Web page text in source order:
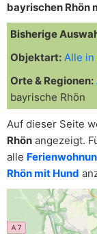
bayrischen Rhön
Bisherige
Objektart: Alle in
Orte & Regionen:
bayrische Rhön
Auf dieser Seite
Rhön angezeigt.
alle
Rhön mit Hund